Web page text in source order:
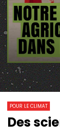
01:10:22
POUR LE CLIMAT
Des